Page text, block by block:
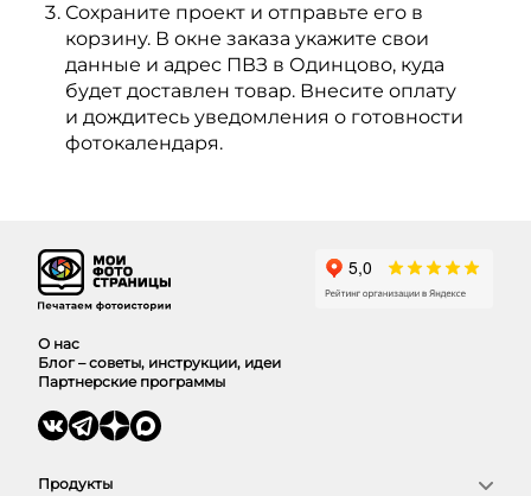
Сохраните проект и отправьте его в
корзину. В окне заказа укажите свои
данные и адрес ПВЗ в Одинцово, куда
будет доставлен товар. Внесите оплату
и дождитесь уведомления о готовности
фотокалендаря.
О нас
Блог – советы, инструкции, идеи
Партнерские программы
Продукты